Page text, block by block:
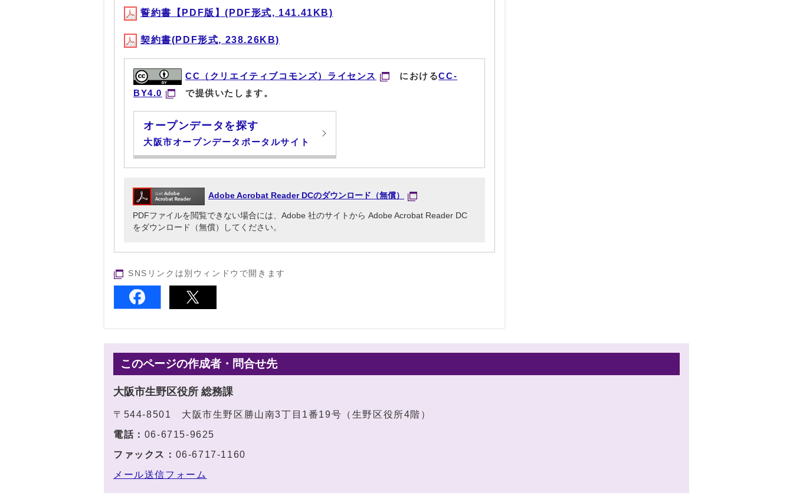
誓約書【PDF版】(PDF形式, 141.41KB)
契約書(PDF形式, 238.26KB)
CC（クリエイティブコモンズ）ライセンス におけるCC-
BY4.0
で提供いたします。
オープンデータを探す
大阪市オープンデータポータルサイト
Adobe Acrobat Reader DCのダウンロード（無償）
PDFファイルを閲覧できない場合には、Adobe 社のサイトから Adobe Acrobat Reader DC
をダウンロード（無償）してください。
SNSリンクは別ウィンドウで開きます
このページの作成者・問合せ先
大阪市生野区役所 総務課
〒544-8501 大阪市生野区勝山南3丁目1番19号（生野区役所4階）
電話： 06-6715-9625
ファックス： 06-6717-1160
メール送信フォーム